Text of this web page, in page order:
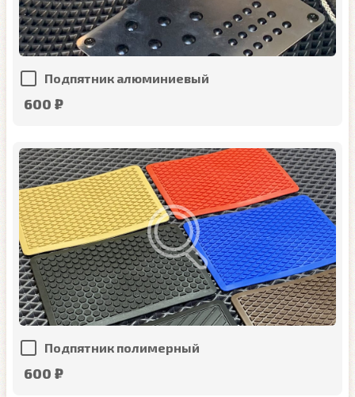
Подпятник алюминиевый
600 ₽
Подпятник полимерный
600 ₽